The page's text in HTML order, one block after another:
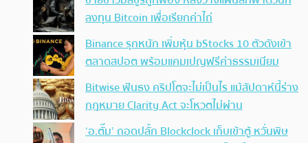
ลงทุน Bitcoin เพื่อเรียกค่าไถ่
Binance รุกหนัก เพิ่มหุ้น bStocks 10 ตัวดังเข้า
ตลาดสปอต พร้อมแคมเปญฟรีค่าธรรมเนียม
Bitwise ฟันธง คริปโตจะไม่เป็นไร แม้สัปดาห์นี้ร่าง
กฎหมาย Clarity Act จะโหวตไม่ผ่าน
‘อ.ตั๊ม’ ถอดปลั้ก Blockclock เก็บเข้าตู้ หวั่นพิษ